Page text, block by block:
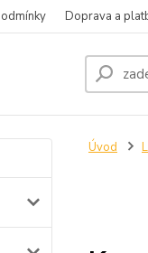
Doprava a
Úvod